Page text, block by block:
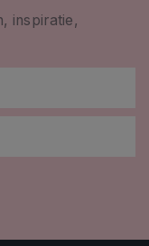
inspiratie,